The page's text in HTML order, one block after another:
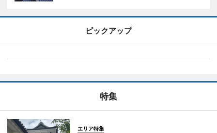
ピックアップ
特集
エリア特集